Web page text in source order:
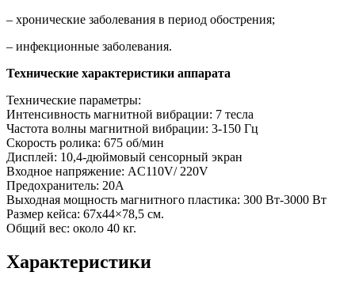
– хронические заболевания в период обострения;
– инфекционные заболевания.
Технические характеристики аппарата
Технические параметры:
Интенсивность магнитной вибрации: 7 тесла
Частота волны магнитной вибрации: 3-150 Гц
Скорость ролика: 675 об/мин
Дисплей: 10,4-дюймовый сенсорный экран
Входное напряжение: AC110V/ 220V
Предохранитель: 20А
Выходная мощность магнитного пластика: 300 Вт-3000 Вт
Размер кейса: 67х44×78,5 см.
Общий вес: около 40 кг.
Характеристики